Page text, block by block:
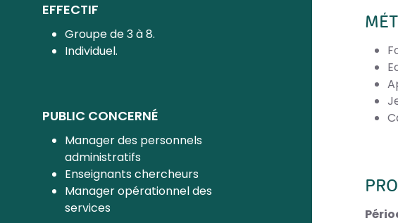
EFFECTIF
Groupe de 3 à 8.
Individuel.
PUBLIC CONCERNÉ
Manager des personnels
administratifs
Enseignants chercheurs
Manager opérationnel des
services